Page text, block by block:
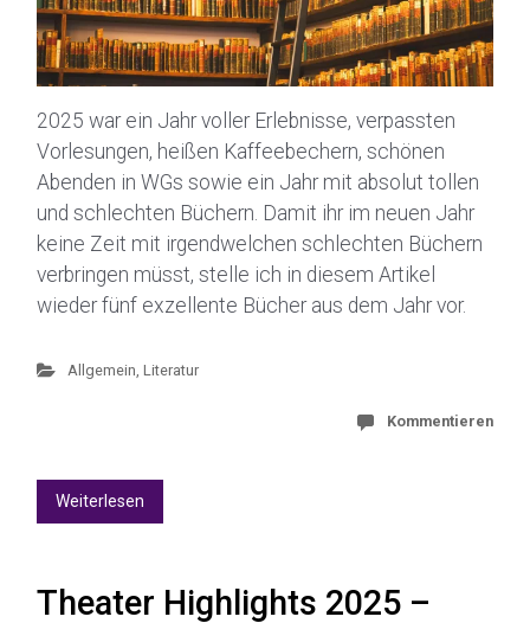
2025 war ein Jahr voller Erlebnisse, verpassten
Vorlesungen, heißen Kaffeebechern, schönen
Abenden in WGs sowie ein Jahr mit absolut tollen
und schlechten Büchern. Damit ihr im neuen Jahr
keine Zeit mit irgendwelchen schlechten Büchern
verbringen müsst, stelle ich in diesem Artikel
wieder fünf exzellente Bücher aus dem Jahr vor.
Allgemein Literatur
Kommentieren
Weiterlesen
Theater Highlights 2025 –